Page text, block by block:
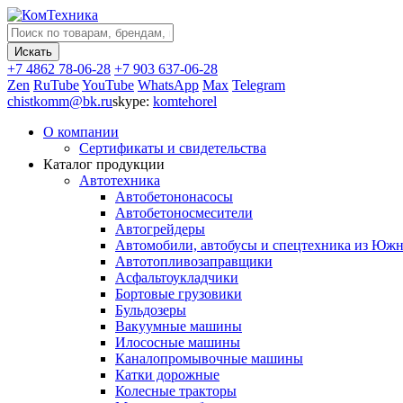
+7 4862 78-06-28 +7 903 637-06-28
Zen RuTubeYouTube WhatsApp Max Telegram
chistkomm@bk.ruskype: komtehorel
О компании
Сертификаты и свидетельства
Каталог продукции
Автотехника
Автобетононасосы
Автобетоносмесители
Автогрейдеры
Автомобили, автобусы и спецтехника из
Автотопливозаправщики
Асфальтоукладчики
Бортовые грузовики
Бульдозеры
Вакуумные машины
Илососные машины
Каналопромывочные машины
Катки дорожные
Колесные тракторы